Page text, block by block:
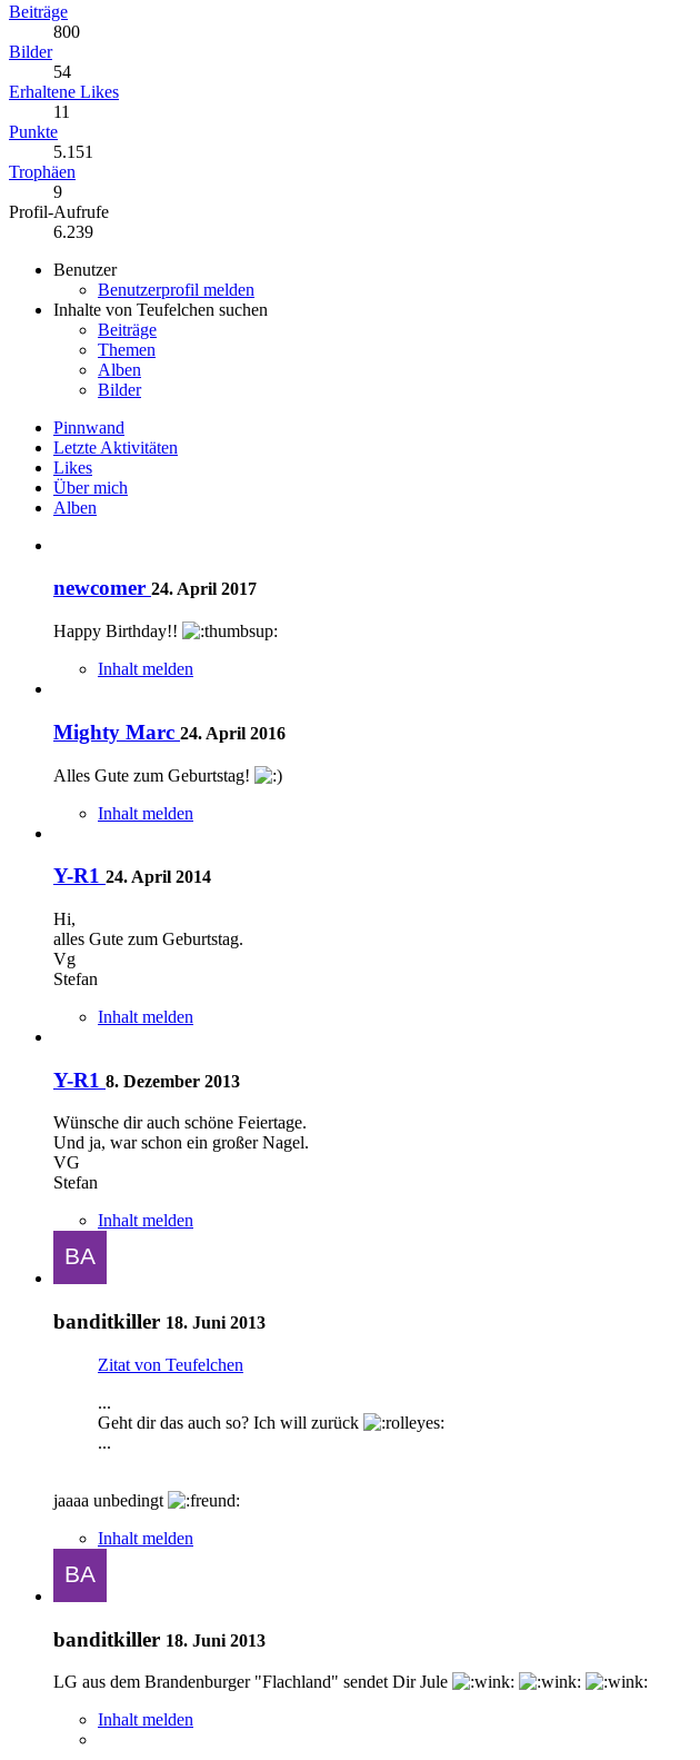
Beiträge
800
Bilder
54
Erhaltene Likes
11
Punkte
5.151
Trophäen
9
Profil-Aufrufe
6.239
Benutzer
Benutzerprofil melden
Inhalte von Teufelchen suchen
Beiträge
Themen
Alben
Bilder
Pinnwand
Letzte Aktivitäten
Likes
Über mich
Alben
newcomer 24. April 2017
Happy Birthday!!
Inhalt melden
Mighty Marc 24. April 2016
Alles Gute zum Geburtstag!
Inhalt melden
Y-R1 24. April 2014
Hi,
alles Gute zum Geburtstag.
Vg
Stefan
Inhalt melden
Y-R1 8. Dezember 2013
Wünsche dir auch schöne Feiertage.
Und ja, war schon ein großer Nagel.
VG
Stefan
Inhalt melden
banditkiller 18. Juni 2013
Zitat von Teufelchen
...
Geht dir das auch so? Ich will zurück
...
jaaaa unbedingt
Inhalt melden
banditkiller 18. Juni 2013
LG aus dem Brandenburger "Flachland" sendet Dir Jule
Inhalt melden